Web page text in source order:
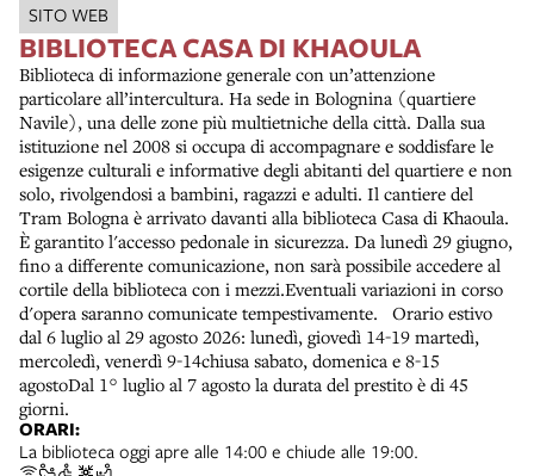
SITO WEB
BIBLIOTECA CASA DI KHAOULA
Biblioteca di informazione generale con un’attenzione
particolare all’intercultura. Ha sede in Bolognina (quartiere
Navile), una delle zone più multietniche della città. Dalla sua
istituzione nel 2008 si occupa di accompagnare e soddisfare le
esigenze culturali e informative degli abitanti del quartiere e non
solo, rivolgendosi a bambini, ragazzi e adulti. Il cantiere del
Tram Bologna è arrivato davanti alla biblioteca Casa di Khaoula.
È garantito l'accesso pedonale in sicurezza. Da lunedì 29 giugno,
fino a differente comunicazione, non sarà possibile accedere al
cortile della biblioteca con i mezzi.Eventuali variazioni in corso
d'opera saranno comunicate tempestivamente. Orario estivo
dal 6 luglio al 29 agosto 2026: lunedì, giovedì 14-19 martedì,
mercoledì, venerdì 9-14chiusa sabato, domenica e 8-15
agostoDal 1° luglio al 7 agosto la durata del prestito è di 45
giorni.
ORARI:
La biblioteca oggi apre alle 14:00 e chiude alle 19:00.